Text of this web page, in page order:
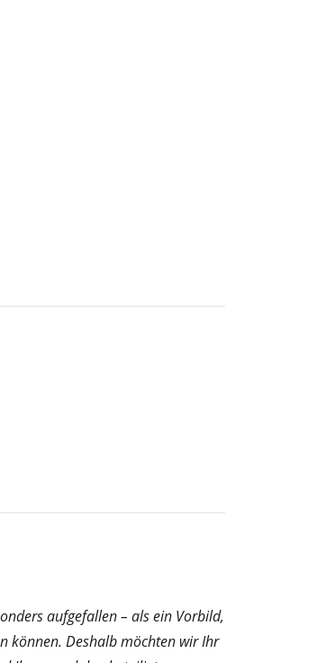
aufgefallen – als ein Vorbild,
können. Deshalb möchten wir Ihr